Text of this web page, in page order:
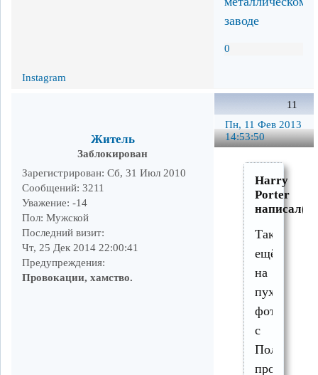
0
Instagram
11
Пн, 11 Фев 2013
14:53:50
Житель
Заблокирован
Зарегистрирован: Сб, 31 Июл 2010
Сообщений: 3211
Уважение: -14
Пол: Мужской
Последний визит:
Чт, 25 Дек 2014 22:00:41
Предупреждения:
Провокации, хамство.
Harry
Porter
Так
ещё
на
пуховой
фотке
с
Полевого
проезда